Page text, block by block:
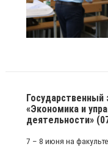
Государственный
«Экономика и
деятельности»
7 – 8 июня на